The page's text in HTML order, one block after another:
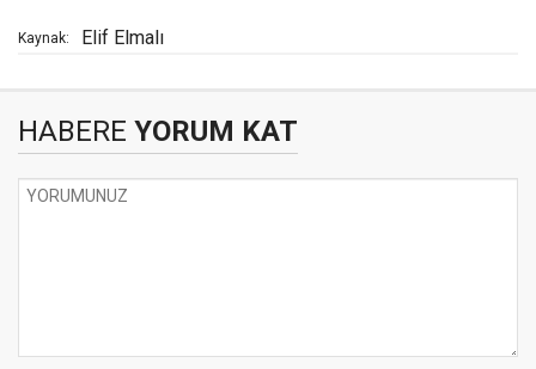
Kaynak: Elif Elmalı
HABERE YORUM KAT